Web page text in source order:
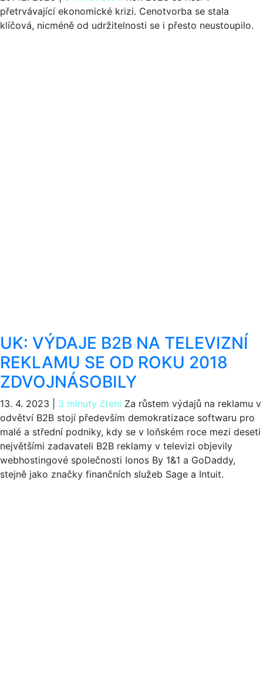
přetrvávající ekonomické krizi. Cenotvorba se stala
klíčová, nicméně od udržitelnosti se i přesto neustoupilo.
UK: VÝDAJE B2B NA TELEVIZNÍ
REKLAMU SE OD ROKU 2018
ZDVOJNÁSOBILY
13. 4. 2023 3 minuty čtení Za růstem výdajů na reklamu v
odvětví B2B stojí především demokratizace softwaru pro
malé a střední podniky, kdy se v loňském roce mezi deseti
největšími zadavateli B2B reklamy v televizi objevily
webhostingové společnosti Ionos By 1&1 a GoDaddy,
stejně jako značky finančních služeb Sage a Intuit.